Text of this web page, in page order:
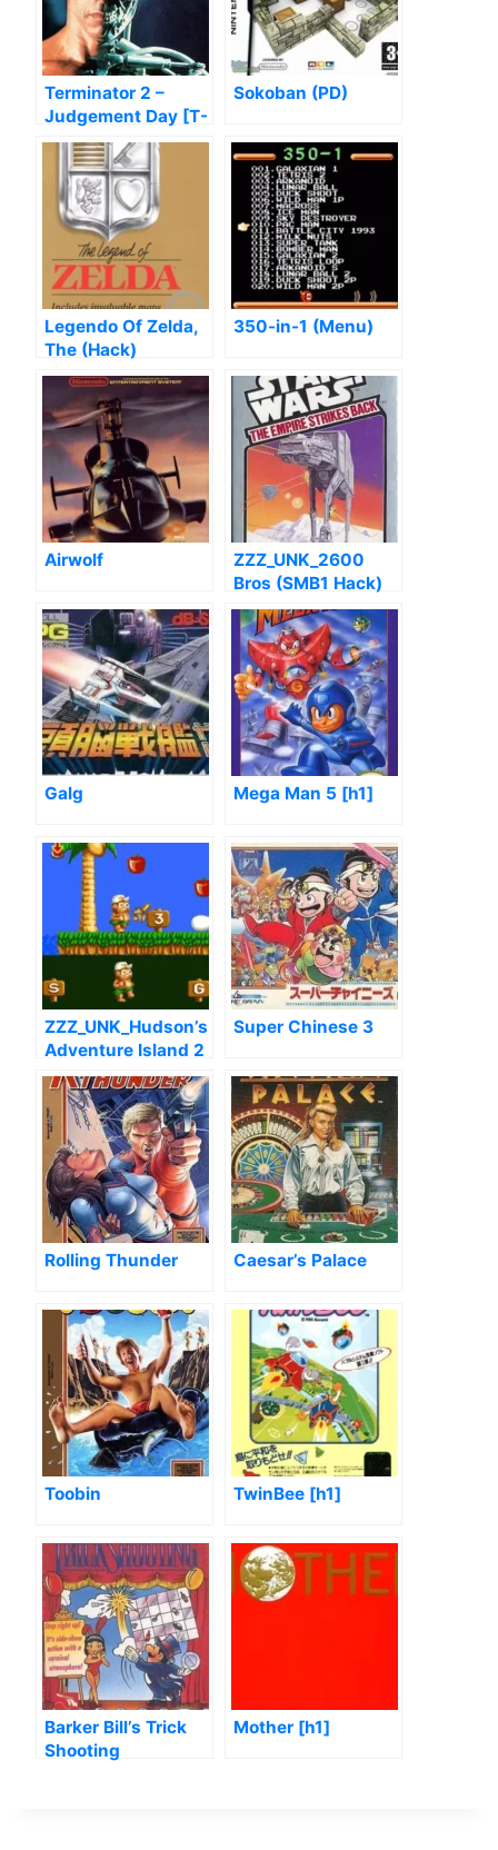
Terminator 2 –
Judgement Day [T-
Port]
Sokoban (PD)
Legendo Of Zelda,
The (Hack)
350-in-1 (Menu)
Airwolf
ZZZ_UNK_2600
Bros (SMB1 Hack)
(UNL)
Galg Mega Man 5 [h1]
ZZZ_UNK_Hudson’s
Adventure Island 2
(Bad CHR
B59345e6)
Super Chinese 3
Rolling Thunder Caesar’s Palace
Toobin TwinBee [h1]
Barker Bill’s Trick
Shooting
Mother [h1]